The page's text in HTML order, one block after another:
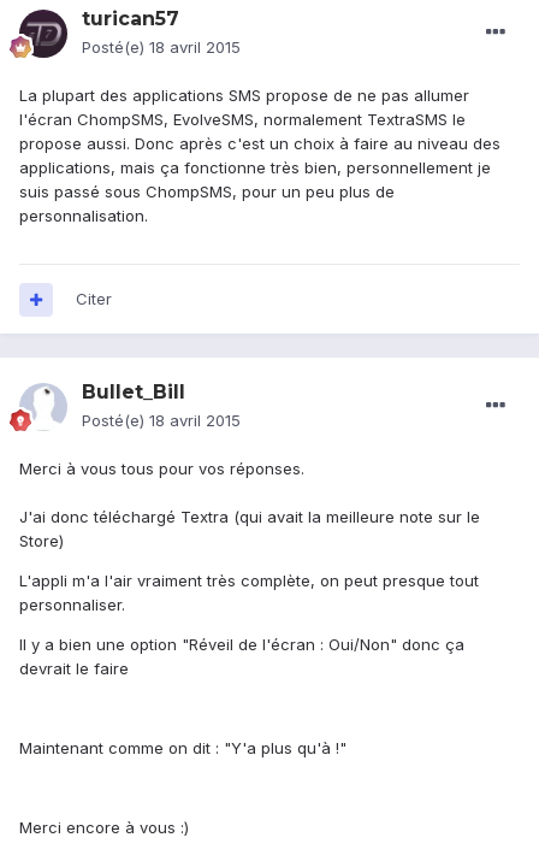
turican57
Posté(e) 18 avril 2015
La plupart des applications SMS propose de ne pas allumer
l'écran ChompSMS, EvolveSMS, normalement TextraSMS le
propose aussi. Donc après c'est un choix à faire au niveau des
applications, mais ça fonctionne très bien, personnellement je
suis passé sous ChompSMS, pour un peu plus de
personnalisation.
Citer
Bullet_Bill
Posté(e) 18 avril 2015
Merci à vous tous pour vos réponses.
J'ai donc téléchargé Textra (qui avait la meilleure note sur le
Store)
L'appli m'a l'air vraiment très complète, on peut presque tout
personnaliser.
Il y a bien une option "Réveil de l'écran : Oui/Non" donc ça
devrait le faire
Maintenant comme on dit : "Y'a plus qu'à !"
Merci encore à vous :)